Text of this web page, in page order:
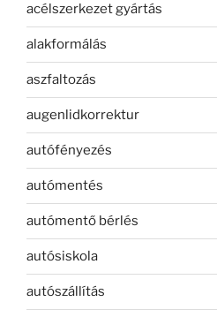
acélszerkezet gyártás
alakformálás
aszfaltozás
augenlidkorrektur
autófényezés
autómentés
autómentő bérlés
autósiskola
autószállítás